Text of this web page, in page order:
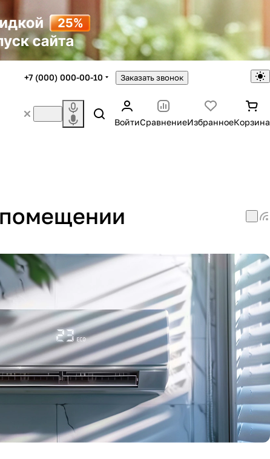
+7 (000) 000-00-10 Заказать звонок
ВойтиСравнениеИзбранноеКорзина